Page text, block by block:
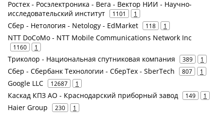
Ростех - Росэлектроника - Вега - Вектор НИИ - Научно-
исследовательский институт
1101 1
Сбер - Нетология - Netology - EdMarket 118 1
NTT DoCoMo - NTT Mobile Communications Network Inc
1160 1
Триколор - Национальная спутниковая компания 389 1
Сбер - Сбербанк Технологии - СберТех - SberTech 807 1
Google LLC 12687 1
Каскад КПЗ АО - Краснодарский приборный завод 149 1
Haier Group 230 1